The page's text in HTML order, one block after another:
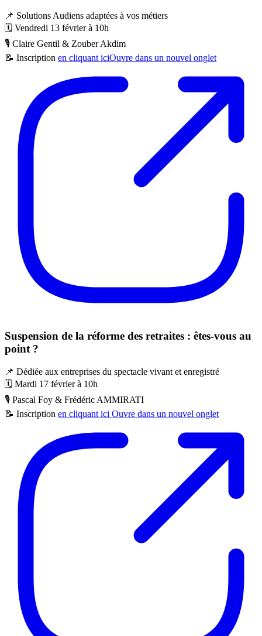
📌 Solutions Audiens adaptées à vos métiers
🗓️ Vendredi 13 février à 10h
🎙️ Claire Gentil & Zouber Akdim
📝 Inscription en cliquant iciOuvre dans un nouvel onglet
Suspension de la réforme des retraites : êtes-vous au
point ?
📌 Dédiée aux entreprises du spectacle vivant et enregistré
🗓️ Mardi 17 février à 10h
🎙️ Pascal Foy & Frédéric AMMIRATI
📝 Inscription en cliquant ici Ouvre dans un nouvel onglet